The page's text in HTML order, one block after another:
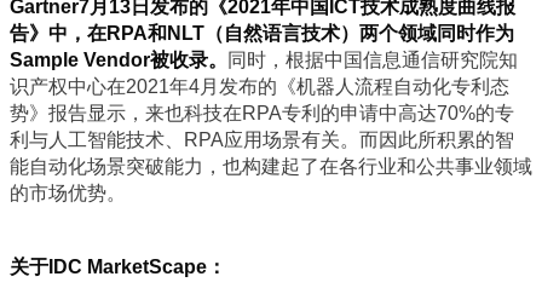
Gartner7月13日发布的《2021年中国ICT技术成熟度曲线报
告》中，在RPA和NLT（自然语言技术）两个领域同时作为
Sample Vendor被收录。
同时，根据中国信息通信研究院知
识产权中心在2021年4月发布的《机器人流程自动化专利态
势》报告显示，来也科技在RPA专利的申请中高达70%的专
利与人工智能技术、RPA应用场景有关。而因此所积累的智
能自动化场景突破能力，也构建起了在各行业和公共事业领域
的市场优势。
关于IDC MarketScape：